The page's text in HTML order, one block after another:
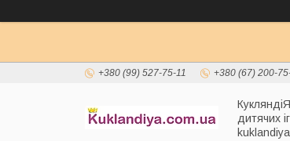
+380 (99) 527-75-11 +380 (67) 200-
дитячих